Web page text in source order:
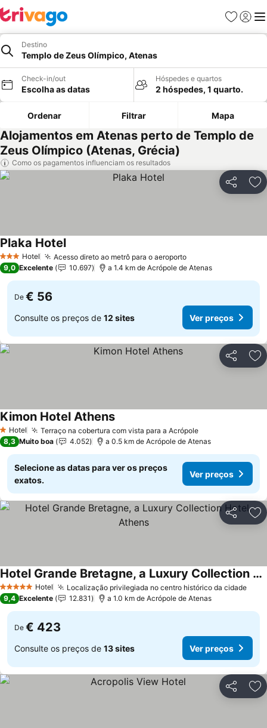
Favoritos
Iniciar
Destino
Templo de Zeus Olímpico, Atenas
Check-in/out
Escolha as datas
Hóspedes e quartos
2 hóspedes, 1 quarto.
Ordenar Filtrar Mapa
Alojamentos em Atenas perto de Templo de
Zeus Olímpico (Atenas, Grécia)
Como os pagamentos influenciam os resultados
Partilhar
3 EstrelasHotel Acesso direto ao metrô para o aeroporto
Plaka Hotel
9,0 Excelente 10.697 a 1.4 km de Acrópole de Atenas
De € 56
Consulte os preços de 12 sites Ver preços
Partilhar
1 Estrelas
Hotel Terraço na cobertura com vista para a Acrópole
Kimon Hotel Athens
8,3 Muito boa 4.052 a 0.5 km de Acrópole de Atenas
Selecione as datas para ver os preços
exatos.
Ver preços
Partilhar
5 Estrelas Hotel Localização privilegiada no centro histórico da cidade
Hotel Grande Bretagne, a Luxury Collection Hotel, Athens
9,4 Excelente 12.831 a 1.0 km de Acrópole de Atenas
De € 423
Consulte os preços de 13 sites Ver preços
Partilhar